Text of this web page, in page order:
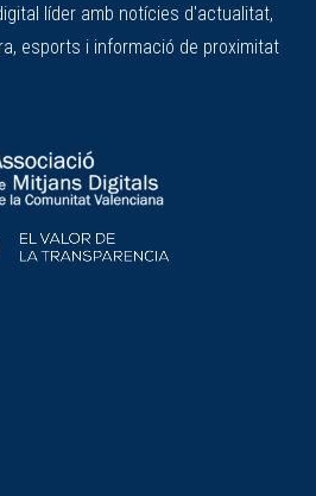
líder amb notícies d'actualitat,
esports i informació de proximitat